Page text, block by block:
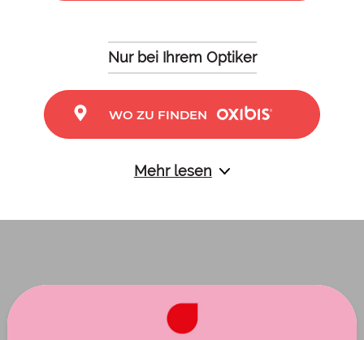
Nur bei Ihrem Optiker
WO ZU FINDEN
Mehr lesen